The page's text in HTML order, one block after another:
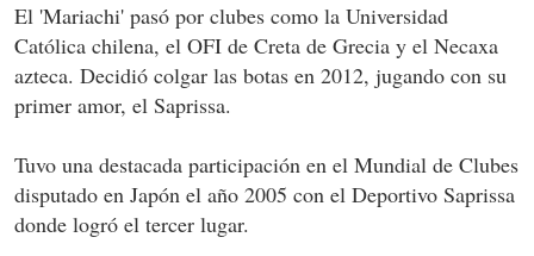
El 'Mariachi' pasó por clubes como la Universidad
Católica chilena, el OFI de Creta de Grecia y el Necaxa
azteca. Decidió colgar las botas en 2012, jugando con su
primer amor, el Saprissa.
Tuvo una destacada participación en el Mundial de Clubes
disputado en Japón el año 2005 con el Deportivo Saprissa
donde logró el tercer lugar.